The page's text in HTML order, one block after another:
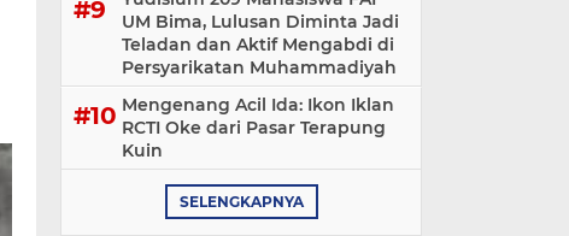
UM Bima, Lulusan Diminta Jadi
Teladan dan Aktif Mengabdi di
Persyarikatan Muhammadiyah
Mengenang Acil Ida: Ikon Iklan
RCTI Oke dari Pasar Terapung
Kuin
SELENGKAPNYA